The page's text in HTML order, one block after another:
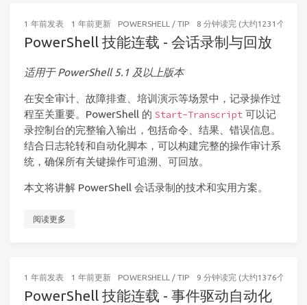
1 年前发表 1 年前更新 POWERSHELL / TIP 8 分钟读完 (大约1231个字)
PowerShell 技能连载 - 会话录制与回放
适用于 PowerShell 5.1 及以上版本
在安全审计、故障排查、培训演示等场景中，记录操作过
程至关重要。PowerShell 的 Start-Transcript 可以记
录控制台的完整输入输出，包括命令、结果、错误信息。
结合日志轮转和自动化脚本，可以构建完整的操作审计系
统，确保所有关键操作可追溯、可回放。
本文将讲解 PowerShell 会话录制的技术和实用方案。
阅读更多
1 年前发表 1 年前更新 POWERSHELL / TIP 9 分钟读完 (大约1376个字)
PowerShell 技能连载 - 事件驱动自动化